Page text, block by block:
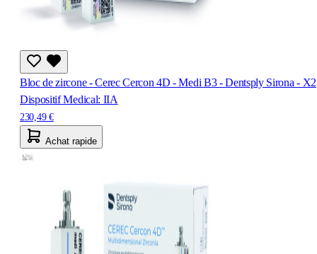
Bloc de zircone - Cerec Cercon 4D - Medi B3 - Dentsply Sirona - X2
Dispositif Medical: IIA
230,49 €
Achat rapide